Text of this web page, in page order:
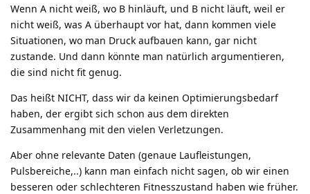
Wenn A nicht weiß, wo B hinläuft, und B nicht läuft, weil er
nicht weiß, was A überhaupt vor hat, dann kommen viele
Situationen, wo man Druck aufbauen kann, gar nicht
zustande. Und dann könnte man natürlich argumentieren,
die sind nicht fit genug.
Das heißt NICHT, dass wir da keinen Optimierungsbedarf
haben, der ergibt sich schon aus dem direkten
Zusammenhang mit den vielen Verletzungen.
Aber ohne relevante Daten (genaue Laufleistungen,
Pulsbereiche,..) kann man einfach nicht sagen, ob wir einen
besseren oder schlechteren Fitnesszustand haben wie früher.